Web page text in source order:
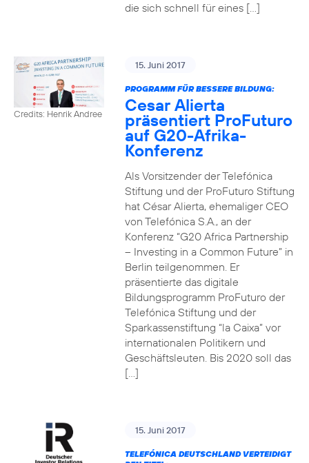
die sich schnell für eines […]
Credits: Henrik Andree
15. Juni 2017
PROGRAMM FÜR BESSERE BILDUNG:
Cesar Alierta
präsentiert ProFuturo
auf G20-Afrika-
Konferenz
Als Vorsitzender der Telefónica
Stiftung und der ProFuturo Stiftung
hat César Alierta, ehemaliger CEO
von Telefónica S.A., an der
Konferenz “G20 Africa Partnership
– Investing in a Common Future” in
Berlin teilgenommen. Er
präsentierte das digitale
Bildungsprogramm ProFuturo der
Telefónica Stiftung und der
Sparkassenstiftung “la Caixa” vor
internationalen Politikern und
Geschäftsleuten. Bis 2020 soll das
[…]
15. Juni 2017
TELEFÓNICA DEUTSCHLAND VERTEIDIGT